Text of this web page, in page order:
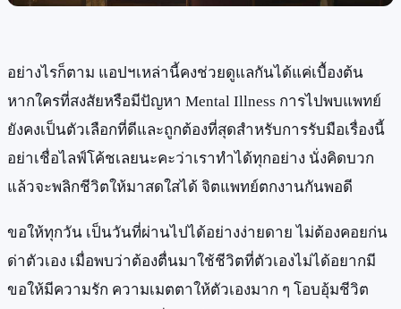
อย่างไรก็ตาม แอปฯเหล่านี้คงช่วยดูแลกันได้แค่เบื้องต้น
หากใครที่สงสัยหรือมีปัญหา Mental Illness การไปพบแพทย์
ยังคงเป็นตัวเลือกที่ดีและถูกต้องที่สุดสำหรับการรับมือเรื่องนี้
อย่าเชื่อไลฟ์โค้ชเลยนะคะว่าเราทำได้ทุกอย่าง นั่งคิดบวก
แล้วจะพลิกชีวิตให้มาสดใสได้ จิตแพทย์ตกงานกันพอดี
ขอให้ทุกวัน เป็นวันที่ผ่านไปได้อย่างง่ายดาย ไม่ต้องคอยก่น
ด่าตัวเอง เมื่อพบว่าต้องตื่นมาใช้ชีวิตที่ตัวเองไม่ได้อยากมี
ขอให้มีความรัก ความเมตตาให้ตัวเองมาก ๆ โอบอุ้มชีวิต